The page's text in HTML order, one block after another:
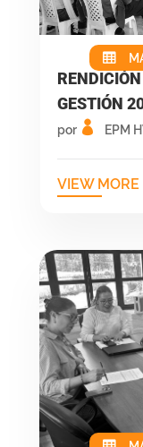
GESTIÓN
por EPM
VIEW MORE